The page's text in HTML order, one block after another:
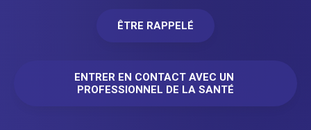
ÊTRE RAPPELÉ
ENTRER EN CONTACT AVEC UN
PROFESSIONNEL DE LA SANTÉ